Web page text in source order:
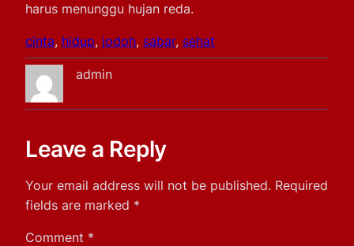
harus menunggu hujan reda.
cinta, hidup, jodoh, sabar, sehat
admin
Leave a Reply
Your email address will not be published. Required
fields are marked *
Comment *